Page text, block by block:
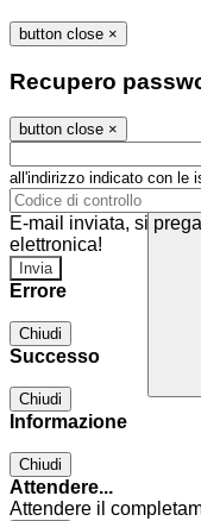
button close ×
Recupero
button close ×
all'indirizzo indicato con le
E-mail inviata, si
elettronica!
Errore
Chiudi
Successo
Chiudi
Informazione
Chiudi
Attendere...
Attendere il